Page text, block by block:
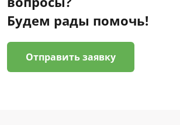
Будем рады помочь!
Отправить заявку